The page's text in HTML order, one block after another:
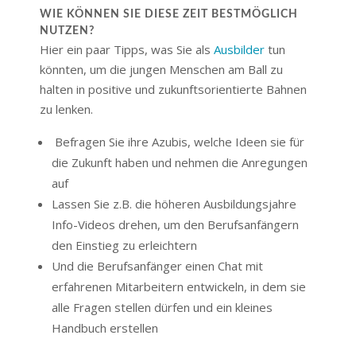
WIE KÖNNEN SIE DIESE ZEIT BESTMÖGLICH
NUTZEN?
Hier ein paar Tipps, was Sie als Ausbildertun
könnten, um die jungen Menschen am Ball zu
halten in positive und zukunftsorientierte Bahnen
zu lenken.
Befragen Sie ihre Azubis, welche Ideen sie für
die Zukunft haben und nehmen die Anregungen
auf
Lassen Sie z.B. die höheren Ausbildungsjahre
Info-Videos drehen, um den Berufsanfängern
den Einstieg zu erleichtern
Und die Berufsanfänger einen Chat mit
erfahrenen Mitarbeitern entwickeln, in dem sie
alle Fragen stellen dürfen und ein kleines
Handbuch erstellen